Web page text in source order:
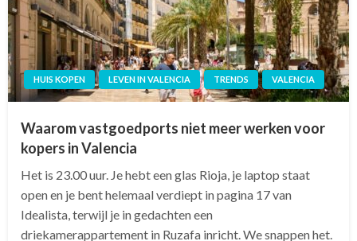
HUIS KOPEN LEVEN IN VALENCIA TRENDS VALENCIA
Waarom vastgoedports niet meer werken voor
kopers in Valencia
Het is 23.00 uur. Je hebt een glas Rioja, je laptop staat
open en je bent helemaal verdiept in pagina 17 van
Idealista, terwijl je in gedachten een
driekamerappartement in Ruzafa inricht. We snappen het.